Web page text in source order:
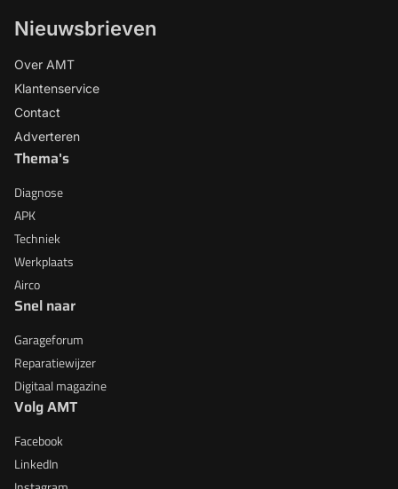
Nieuwsbrieven
Over AMT
Klantenservice
Contact
Adverteren
Thema's
Diagnose
APK
Techniek
Werkplaats
Airco
Snel naar
Garageforum
Reparatiewijzer
Digitaal magazine
Volg AMT
Facebook
LinkedIn